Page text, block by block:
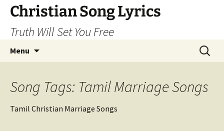
Skip
content
Christian Song Lyrics
Truth Will Set You Free
Menu
Search
for:
Song Tags: Tamil Marriage Songs
Tamil Christian Marriage Songs